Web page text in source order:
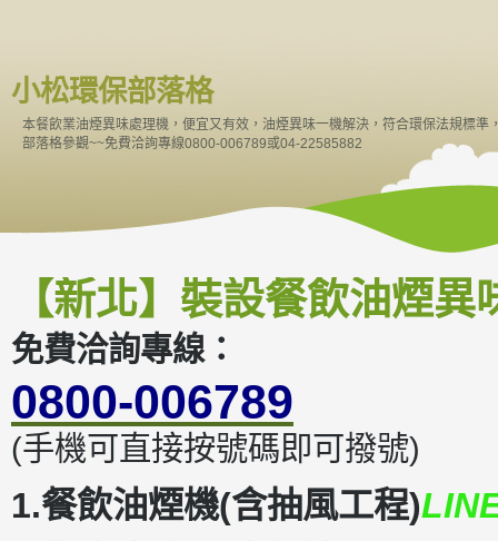
小松環保部落格
本餐飲業油煙異味處理機，便宜又有效，油煙異味一機解決，符合環保法規標
部落格參觀~~免費洽詢專線0800-006789或04-22585882
【新北】裝設餐飲油煙
免費洽詢專線：
0800-006789
(手機可直接按號碼即可撥號)
1.餐飲油煙機(含抽風工程)